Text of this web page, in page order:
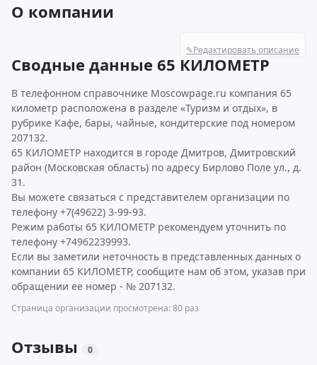
О компании
✎Редактировать описание
Сводные данные 65 КИЛОМЕТР
В телефонном справочнике Moscowpage.ru компания 65
километр расположена в разделе «Туризм и отдых», в
рубрике Кафе, бары, чайные, кондитерские под номером
207132.
65 КИЛОМЕТР находится в городе Дмитров, Дмитровский
район (Московская область) по адресу Бирлово Поле ул., д.
31.
Вы можете связаться с представителем организации по
телефону +7(49622) 3-99-93.
Режим работы 65 КИЛОМЕТР рекомендуем уточнить по
телефону +74962239993.
Если вы заметили неточность в представленных данных о
компании 65 КИЛОМЕТР, сообщите нам об этом, указав при
обращении ее номер - № 207132.
Страница организации просмотрена: 80 раз
Отзывы 0